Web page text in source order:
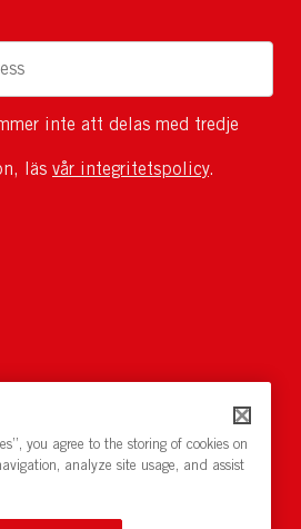
inte att delas med tredje
läs vår integritetspolicy.
cirkelnstockholm.se
you agree to the storing of cookies on
analyze site usage, and assist